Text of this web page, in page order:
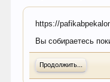
https://
Вы собираетесь
Продолжить...